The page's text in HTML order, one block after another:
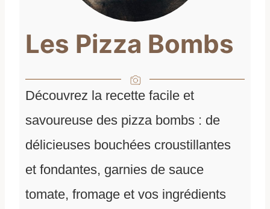
Les Pizza Bombs
Découvrez la recette facile et
savoureuse des pizza bombs : de
délicieuses bouchées croustillantes
et fondantes, garnies de sauce
tomate, fromage et vos ingrédients